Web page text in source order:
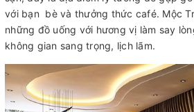
với bạn bè và thưởng thức café. Mộc
những đồ uống với hương vị làm say
không gian sang trọng, lịch lãm.